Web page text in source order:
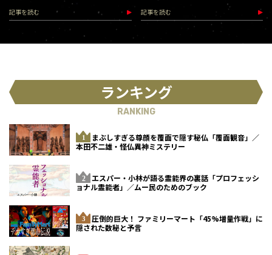
記事を読む 記事を読む
ランキング
RANKING
まぶしすぎる尊顔を覆面で隠す秘仏「覆面観音」／
本田不二雄・怪仏異神ミステリー
エスパー・小林が語る霊能界の裏話「プロフェッシ
ョナル霊能者」／ムー民のためのブック
圧倒的巨大！ ファミリーマート「45%増量作戦」に
隠された数秘と予言